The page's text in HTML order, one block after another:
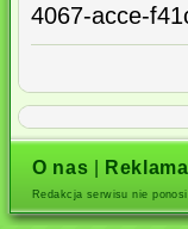
4067-acce-
O nas Reklama
Redakcja serwisu nie